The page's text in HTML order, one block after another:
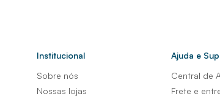
Institucional
Sobre nós
Nossas lojas
Ajuda e
Central de
Frete e